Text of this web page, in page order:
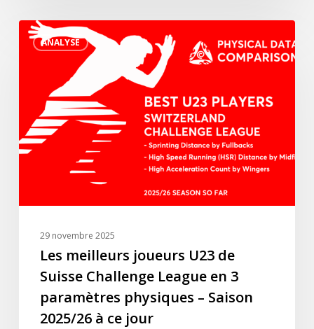
du
championnat
ANALYSE
Les
meilleurs
Suisse
Challenge
League
2025/26
29 novembre 2025
Les meilleurs joueurs U23 de
Suisse Challenge League en 3
paramètres physiques – Saison
2025/26 à ce jour